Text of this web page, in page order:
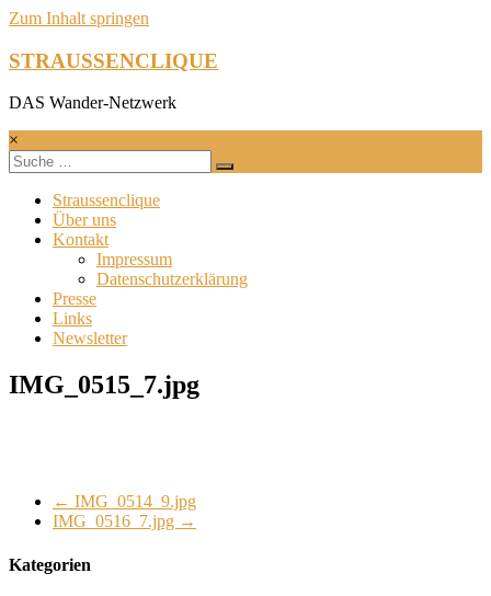
Zum Inhalt springen
STRAUSSENCLIQUE
DAS Wander-Netzwerk
×
Straussenclique
Über uns
Kontakt
Impressum
Datenschutzerklärung
Presse
Links
Newsletter
IMG_0515_7.jpg
← IMG_0514_9.jpg
IMG_0516_7.jpg →
Kategorien